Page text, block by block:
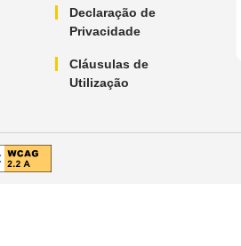
Declaração de
Privacidade
Cláusulas de
Utilização